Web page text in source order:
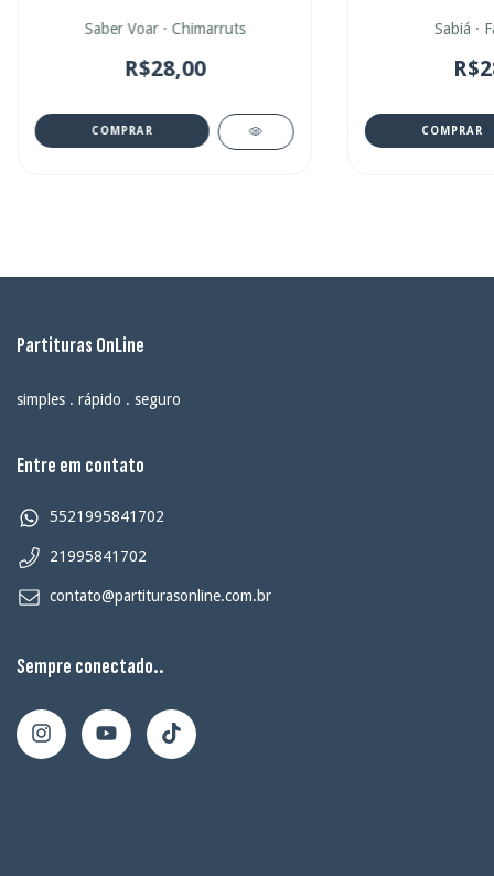
Saber Voar · Chimarruts
R$28,00
COMPRAR
Sabiá ·
COMPRAR
Partituras OnLine
simples . rápido . seguro
Entre em contato
5521995841702
21995841702
contato@partiturasonline.com.br
Sempre conectado..